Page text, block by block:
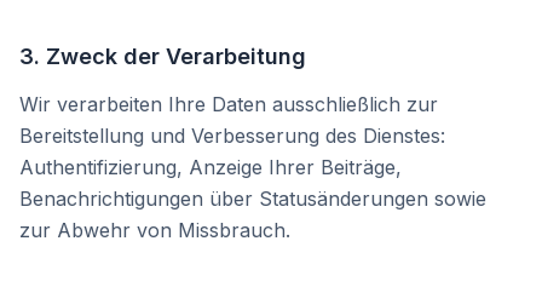
3. Zweck der Verarbeitung
Wir verarbeiten Ihre Daten ausschließlich zur
Bereitstellung und Verbesserung des Dienstes:
Authentifizierung, Anzeige Ihrer Beiträge,
Benachrichtigungen über Statusänderungen sowie
zur Abwehr von Missbrauch.